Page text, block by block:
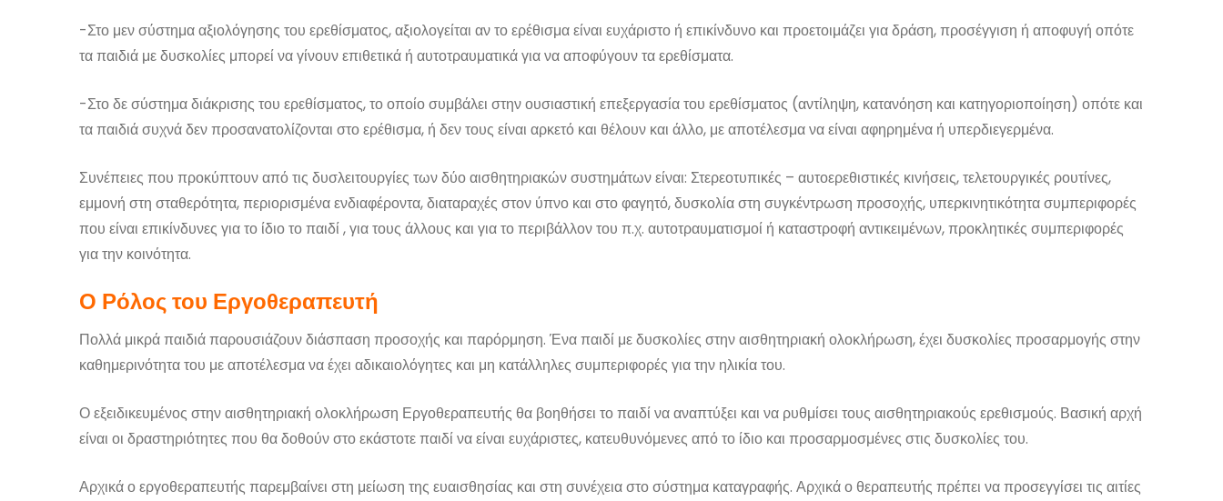
-Στο μεν σύστημα αξιολόγησης του ερεθίσματος, αξιολογείται αν το ερέθισμα είναι ευχάριστο ή επικίνδυνο και προετοιμάζει για δράση, προσέγγιση ή αποφυγή οπότε
τα παιδιά με δυσκολίες μπορεί να γίνουν επιθετικά ή αυτοτραυματικά για να αποφύγουν τα ερεθίσματα.
-Στο δε σύστημα διάκρισης του ερεθίσματος, το οποίο συμβάλει στην ουσιαστική επεξεργασία του ερεθίσματος (αντίληψη, κατανόηση και κατηγοριοποίηση) οπότε και
τα παιδιά συχνά δεν προσανατολίζονται στο ερέθισμα, ή δεν τους είναι αρκετό και θέλουν και άλλο, με αποτέλεσμα να είναι αφηρημένα ή υπερδιεγερμένα.
Συνέπειες που προκύπτουν από τις δυσλειτουργίες των δύο αισθητηριακών συστημάτων είναι: Στερεοτυπικές – αυτοερεθιστικές κινήσεις, τελετουργικές ρουτίνες,
εμμονή στη σταθερότητα, περιορισμένα ενδιαφέροντα, διαταραχές στον ύπνο και στο φαγητό, δυσκολία στη συγκέντρωση προσοχής, υπερκινητικότητα συμπεριφορές
που είναι επικίνδυνες για το ίδιο το παιδί , για τους άλλους και για το περιβάλλον του π.χ. αυτοτραυματισμοί ή καταστροφή αντικειμένων, προκλητικές συμπεριφορές
για την κοινότητα.
Ο Ρόλος του Εργοθεραπευτή
Πολλά μικρά παιδιά παρουσιάζουν διάσπαση προσοχής και παρόρμηση. Ένα παιδί με δυσκολίες στην αισθητηριακή ολοκλήρωση, έχει δυσκολίες προσαρμογής στην
καθημερινότητα του με αποτέλεσμα να έχει αδικαιολόγητες και μη κατάλληλες συμπεριφορές για την ηλικία του.
Ο εξειδικευμένος στην αισθητηριακή ολοκλήρωση Εργοθεραπευτής θα βοηθήσει το παιδί να αναπτύξει και να ρυθμίσει τους αισθητηριακούς ερεθισμούς. Βασική αρχή
είναι οι δραστηριότητες που θα δοθούν στο εκάστοτε παιδί να είναι ευχάριστες, κατευθυνόμενες από το ίδιο και προσαρμοσμένες στις δυσκολίες του.
Αρχικά ο εργοθεραπευτής παρεμβαίνει στη μείωση της ευαισθησίας και στη συνέχεια στο σύστημα καταγραφής. Αρχικά ο θεραπευτής πρέπει να προσεγγίσει τις αιτίες